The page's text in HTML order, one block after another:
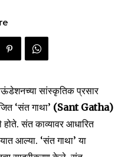
सांस्कृतिक प्रसार
‘संत गाथा’ (Sant Gatha)
संत काव्यावर आधारित
आल्या. ‘संत गाथा’ या